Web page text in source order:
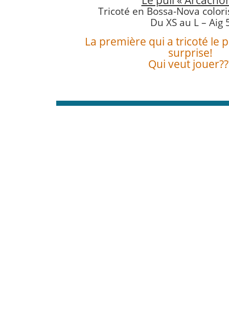
Tricoté en Bossa-Nova
Du XS au L – Aig
La première qui a tricoté le
surprise!
Qui veut